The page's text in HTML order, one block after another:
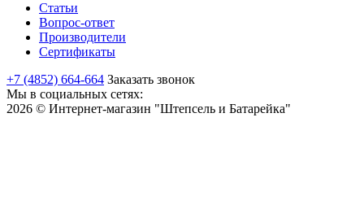
Статьи
Вопрос-ответ
Производители
Сертификаты
+7 (4852) 664-664 Заказать звонок
Мы в социальных сетях:
2026 © Интернет-магазин "Штепсель и Батарейка"